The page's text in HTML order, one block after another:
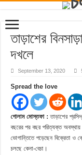
তাড়াশের
দখলে
September 13, 2020
Spread the love
গোলাম মোস্তফা : তাড়াশের
বছরের পর বছর পরিত্যক্ত অবস্থায়
ভোগান্তিতে পড়েছেন বিক্রেতা ও
চলছে কেনা-বেচা।